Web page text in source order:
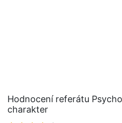
Hodnocení referátu
charakter